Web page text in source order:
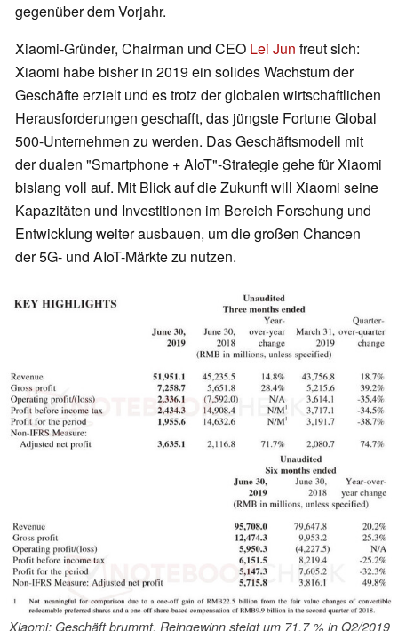
gegenüber dem Vorjahr.
Xiaomi-Gründer, Chairman und CEO Lei Jun freut sich:
Xiaomi habe bisher in 2019 ein solides Wachstum der
Geschäfte erzielt und es trotz der globalen wirtschaftlichen
Herausforderungen geschafft, das jüngste Fortune Global
500-Unternehmen zu werden. Das Geschäftsmodell mit
der dualen "Smartphone + AIoT"-Strategie gehe für Xiaomi
bislang voll auf. Mit Blick auf die Zukunft will Xiaomi seine
Kapazitäten und Investitionen im Bereich Forschung und
Entwicklung weiter ausbauen, um die großen Chancen
der 5G- und AIoT-Märkte zu nutzen.
Xiaomi: Geschäft brummt, Reingewinn steigt um 71,7 % in Q2/2019